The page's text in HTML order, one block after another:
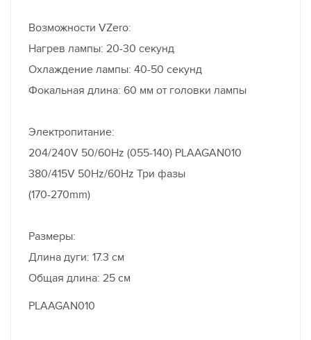
Возможности VZero:
Нагрев лампы: 20-30 секунд
Охлаждение лампы: 40-50 секунд
Фокальная длина: 60 мм от головки лампы
Электропитание:
204/240V 50/60Hz (055-140) PLAAGAN010
380/415V 50Hz/60Hz Три фазы
(170-270mm)
Размеры:
Длина дуги: 17.3 см
Общая длина: 25 см
PLAAGAN010